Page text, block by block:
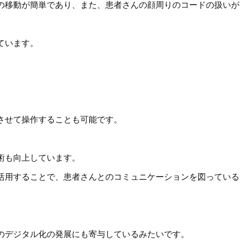
動が簡単であり、また、患者さんの顔周りのコードの扱いが
ます。
て操作することも可能です。
向上しています。
することで、患者さんとのコミュニケーションを図っている
ジタル化の発展にも寄与しているみたいです。